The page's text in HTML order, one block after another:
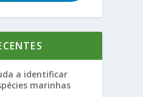
a identificar
marinhas